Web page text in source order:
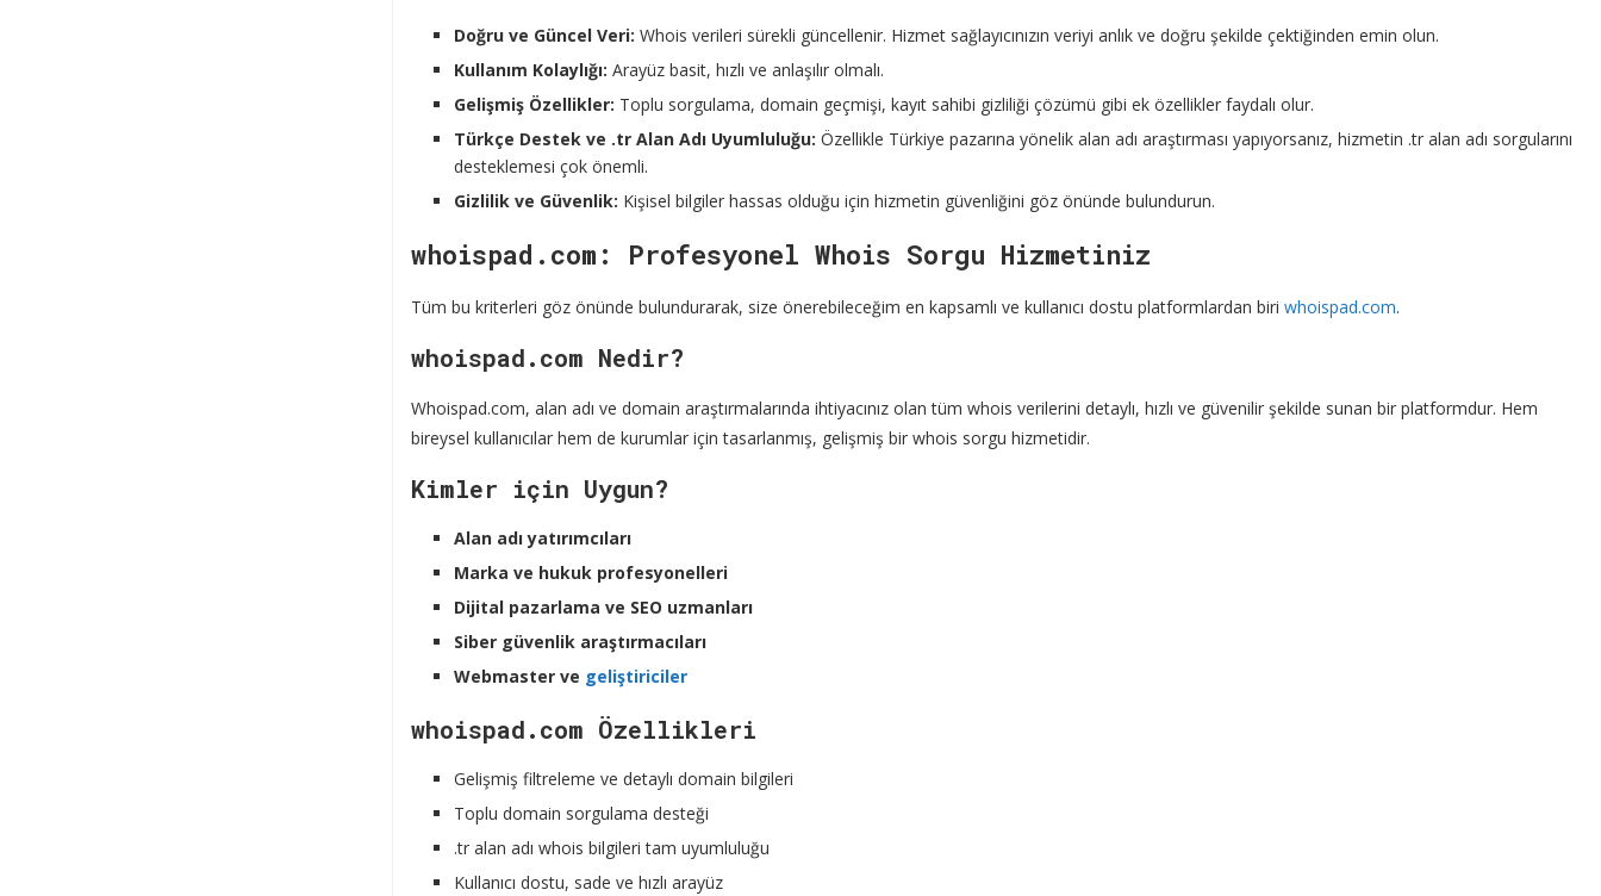
Doğru ve Güncel Veri: Whois verileri sürekli güncellenir. Hizmet sağlayıcınızın veriyi anlık ve doğru şekilde çektiğinden emin olun.
Kullanım Kolaylığı: Arayüz basit, hızlı ve anlaşılır olmalı.
Gelişmiş Özellikler: Toplu sorgulama, domain geçmişi, kayıt sahibi gizliliği çözümü gibi ek özellikler faydalı olur.
Türkçe Destek ve .tr Alan Adı Uyumluluğu: Özellikle Türkiye pazarına yönelik alan adı araştırması yapıyorsanız, hizmetin .tr alan adı sorgularını
desteklemesi çok önemli.
Gizlilik ve Güvenlik: Kişisel bilgiler hassas olduğu için hizmetin güvenliğini göz önünde bulundurun.
whoispad.com: Profesyonel Whois Sorgu Hizmetiniz
Tüm bu kriterleri göz önünde bulundurarak, size önerebileceğim en kapsamlı ve kullanıcı dostu platformlardan biri whoispad.com.
whoispad.com Nedir?
Whoispad.com, alan adı ve domain araştırmalarında ihtiyacınız olan tüm whois verilerini detaylı, hızlı ve güvenilir şekilde sunan bir platformdur. Hem
bireysel kullanıcılar hem de kurumlar için tasarlanmış, gelişmiş bir whois sorgu hizmetidir.
Kimler için Uygun?
Alan adı yatırımcıları
Marka ve hukuk profesyonelleri
Dijital pazarlama ve SEO uzmanları
Siber güvenlik araştırmacıları
Webmaster ve geliştiriciler
whoispad.com Özellikleri
Gelişmiş filtreleme ve detaylı domain bilgileri
Toplu domain sorgulama desteği
.tr alan adı whois bilgileri tam uyumluluğu
Kullanıcı dostu, sade ve hızlı arayüz